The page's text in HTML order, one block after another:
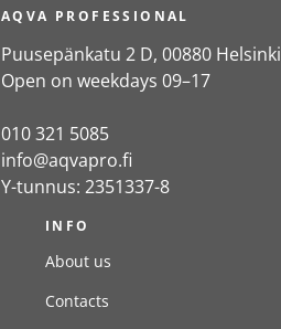
AQVA PROFESSIONAL
Puusepänkatu 2 D, 00880 Helsinki
Open on weekdays 09–17
010 321 5085
info@aqvapro.fi
Y-tunnus: 2351337-8
INFO
About us
Contacts